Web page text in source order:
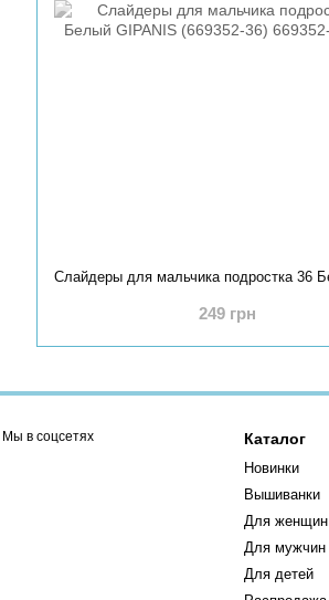
249 грн
Мы в соцсетях Каталог
Новинки
Вышиванки
Для женщин
Для мужчин
Для детей